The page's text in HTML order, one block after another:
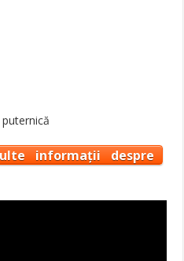
informații despre